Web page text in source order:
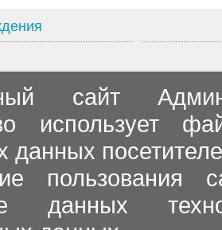
сайт
использует
данных
пользования
данных